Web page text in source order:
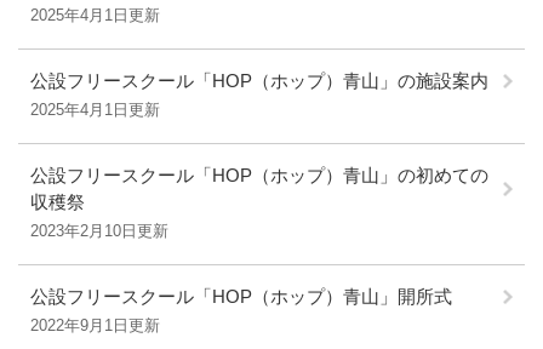
2025年4月1日更新
公設フリースクール「HOP（ホップ）青山」の施設案内
2025年4月1日更新
公設フリースクール「HOP（ホップ）青山」の初めての
収穫祭
2023年2月10日更新
公設フリースクール「HOP（ホップ）青山」開所式
2022年9月1日更新